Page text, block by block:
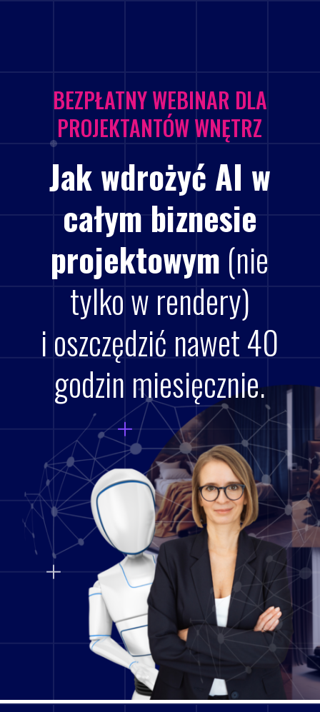
BEZPŁATNY WEBINAR DLA
PROJEKTANTÓW WNĘTRZ
Jak wdrożyć AI w
całym biznesie
projektowym (nie
tylko w rendery)
ioszczędzić nawet40
godzin miesięcznie.